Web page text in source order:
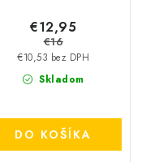
Skladom
€10,53 bez DPH
€12,95
€16
DO KOŠÍKA